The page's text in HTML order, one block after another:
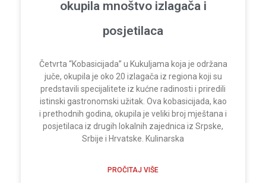
okupila mnoštvo izlagača i
posjetilaca
Četvrta “Kobasicijada” u Kukuljama koja je održana
juče, okupila je oko 20 izlagača iz regiona koji su
predstavili specijalitete iz kućne radinosti i priredili
istinski gastronomski užitak. Ova kobasicijada, kao
i prethodnih godina, okupila je veliki broj mještana i
posjetilaca iz drugih lokalnih zajednica iz Srpske,
Srbije i Hrvatske. Kulinarska
PROČITAJ VIŠE